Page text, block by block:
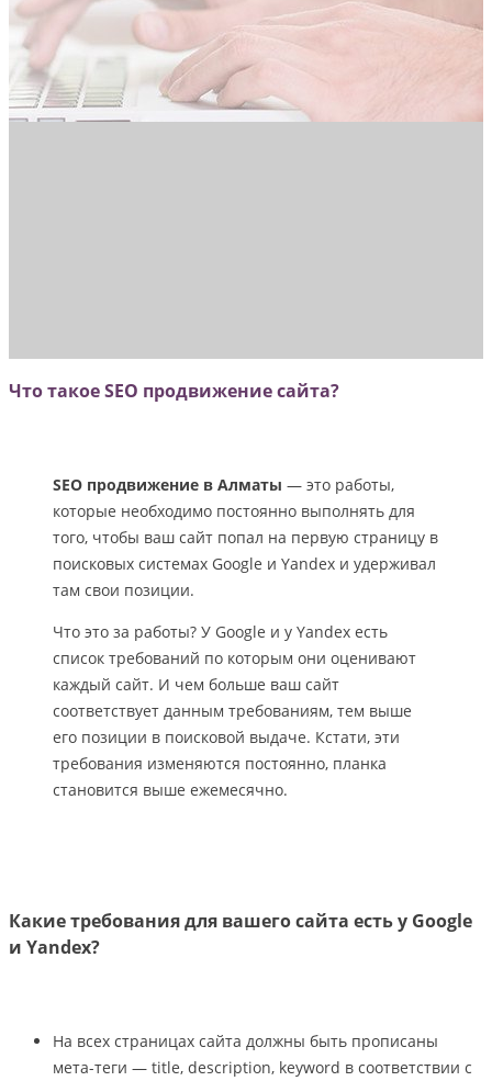
Что такое SEO продвижение сайта?
SEO продвижение в Алматы — это работы,
которые необходимо постоянно выполнять для
того, чтобы ваш сайт попал на первую страницу в
поисковых системах Google и Yandex и удерживал
там свои позиции.
Что это за работы? У Google и у Yandex есть
список требований по которым они оценивают
каждый сайт. И чем больше ваш сайт
соответствует данным требованиям, тем выше
его позиции в поисковой выдаче. Кстати, эти
требования изменяются постоянно, планка
становится выше ежемесячно.
Какие требования для вашего сайта есть у Google
и Yandex?
На всех страницах сайта должны быть прописаны
мета-теги — title, description, keyword в соответствии с